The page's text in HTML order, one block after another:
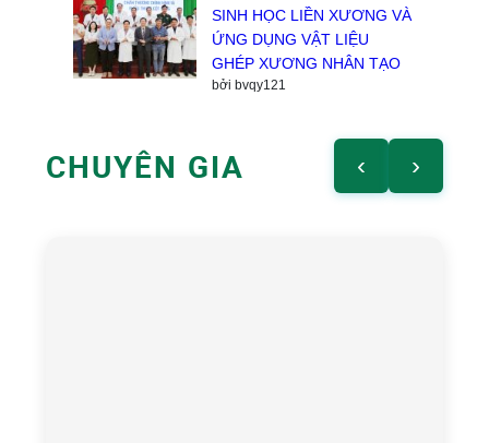
SINH HỌC LIỀN XƯƠNG VÀ
ỨNG DỤNG VẬT LIỆU
GHÉP XƯƠNG NHÂN TẠO
bởi bvqy121
CHUYÊN GIA ‹ ›